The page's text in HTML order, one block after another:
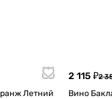
Летний
2 115 ₽2
Вино